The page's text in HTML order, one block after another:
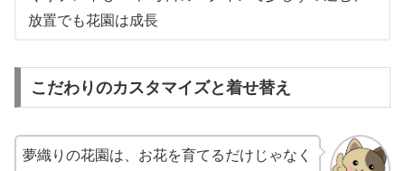
放置でも花園は成長
こだわりのカスタマイズと着せ替え
夢織りの花園は、お花を育てるだけじゃなく